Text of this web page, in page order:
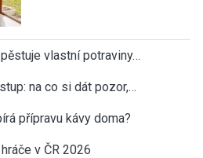
vlastní potraviny…
na co si dát pozor,…
přípravu kávy doma?
v ČR 2026